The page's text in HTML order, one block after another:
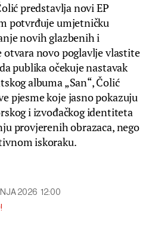
predstavlja novi EP
potvrđuje umjetničku
novih glazbenih i
novo poglavlje vlastite
publika očekuje nastavak
albuma „San“, Čolić
pjesme koje jasno pokazuju
i izvođačkog identiteta
provjerenih obrazaca, nego
iskoraku.
2026 12:00